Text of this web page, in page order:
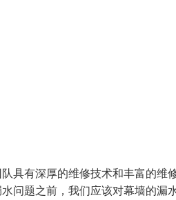
具有深厚的维修技术和丰富的维
问题之前，我们应该对幕墙的漏